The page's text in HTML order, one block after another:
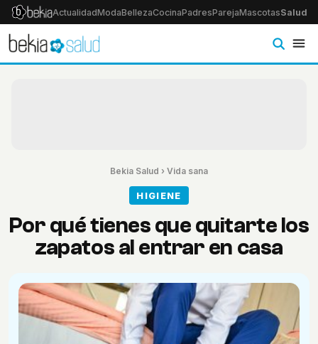
ActualidadModaBellezaCocinaPadresParejaMascotasSalud
Bekia Salud › Vida sana
HIGIENE
Por qué tienes que quitarte los
zapatos al entrar en casa